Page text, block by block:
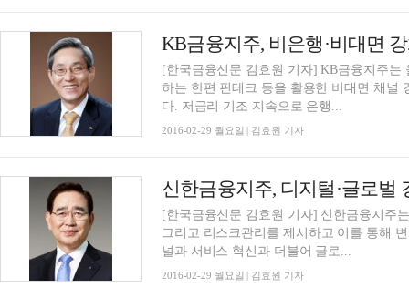
KB금융지주, 비은행·비대면
[한국금융신문 김효원 기자] KB금융지주
하는 한편 핀테크 등을 활용한 비대면 채널
다. 저금리 기조 지속으로 은행...
2016-02-29 월요일 | 김효원 기자
신한금융지주, 디지털·글로벌
[한국금융신문 김효원 기자] 신한금융지주
그리고 리스크관리를 제시하고 이를 통해
널과 서비스 혁신과 더불어 글로...
2016-02-29 월요일 | 김효원 기자